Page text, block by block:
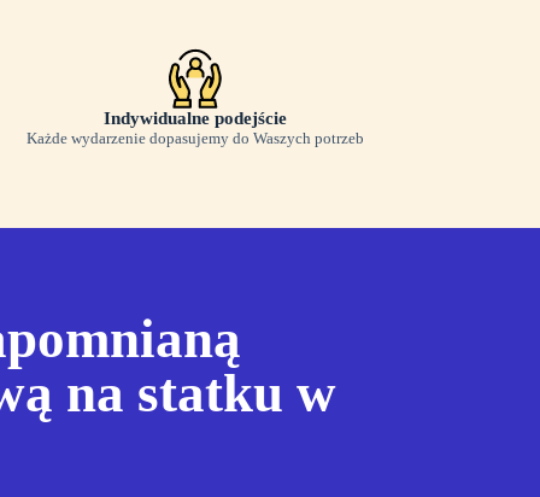
Indywidualne podejście
Każde wydarzenie dopasujemy do Waszych potrzeb
na statku w